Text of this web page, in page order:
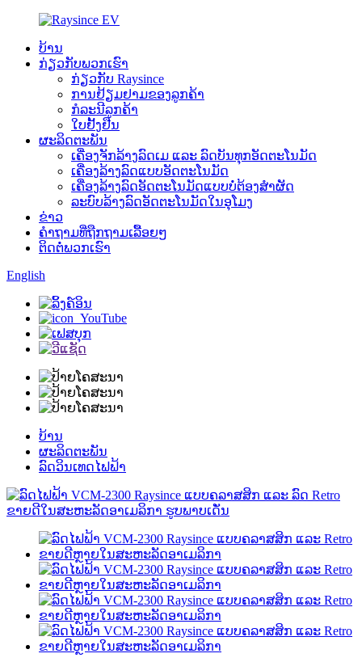
ບ້ານ
ກ່ຽວກັບພວກເຮົາ
ກ່ຽວກັບ Raysince
ການຢ້ຽມຢາມຂອງລູກຄ້າ
ກໍລະນີລູກຄ້າ
ໃບຢັ້ງຢືນ
ຜະລິດຕະພັນ
ເຄື່ອງຈັກລ້າງລົດເມ ແລະ ລົດບັນທຸກອັດຕະໂນມັດ
ເຄື່ອງລ້າງລົດແບບອັດຕະໂນມັດ
ເຄື່ອງລ້າງລົດອັດຕະໂນມັດແບບບໍ່ຕ້ອງສຳຜັດ
ລະບົບລ້າງລົດອັດຕະໂນມັດໃນອຸໂມງ
ຂ່າວ
ຄຳຖາມທີ່ຖືກຖາມເລື້ອຍໆ
ຕິດຕໍ່ພວກເຮົາ
English
ບ້ານ
ຜະລິດຕະພັນ
ລົດວິນເທດໄຟຟ້າ